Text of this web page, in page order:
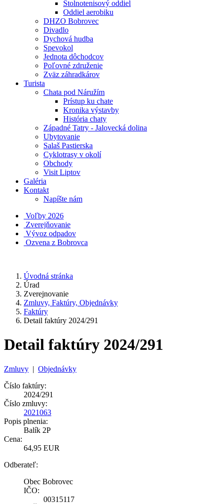
Stolnotenisový oddiel
Oddiel aerobiku
DHZO Bobrovec
Divadlo
Dychová hudba
Spevokol
Jednota dôchodcov
Poľovné združenie
Zväz záhradkárov
Turista
Chata pod Náružím
Prístup ku chate
Kronika výstavby
História chaty
Západné Tatry - Jalovecká dolina
Ubytovanie
Salaš Pastierska
Cyklotrasy v okolí
Obchody
Visit Liptov
Galéria
Kontakt
Napíšte nám
Voľby 2026
Zverejňovanie
Vývoz odpadov
Ozvena z Bobrovca
Úvodná stránka
Úrad
Zverejnovanie
Zmluvy, Faktúry, Objednávky
Faktúry
Detail faktúry 2024/291
Detail faktúry 2024/291
Zmluvy | Objednávky
Číslo faktúry:
2024/291
Číslo zmluvy:
2021063
Popis plnenia:
Balík 2P
Cena:
64,95 EUR
Odberateľ:
Obec Bobrovec
IČO:
00315117